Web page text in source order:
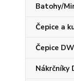
Batohy/
Čepice a
Čepice
Nákrčníky